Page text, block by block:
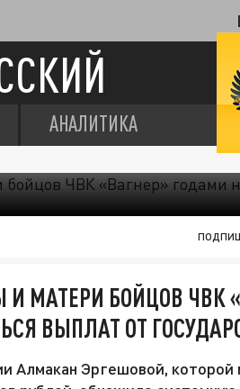
АНАЛИТИКА
МАТЕРИ БОЙЦОВ ЧВК
ВЫПЛАТ ОТ
Алмакан Эргешовой, которой